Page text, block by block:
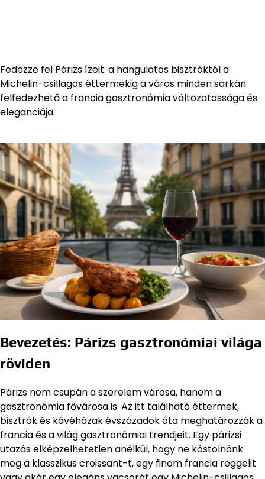
Fedezze fel Párizs ízeit: a hangulatos bisztróktól a
Michelin-csillagos éttermekig a város minden sarkán
felfedezhető a francia gasztronómia változatossága és
eleganciája.
Bevezetés: Párizs gasztronómiai világa
röviden
Párizs nem csupán a szerelem városa, hanem a
gasztronómia fővárosa is. Az itt található éttermek,
bisztrók és kávéházak évszázadok óta meghatározzák a
francia és a világ gasztronómiai trendjeit. Egy párizsi
utazás elképzelhetetlen anélkül, hogy ne kóstolnánk
meg a klasszikus croissant-t, egy finom francia reggelit